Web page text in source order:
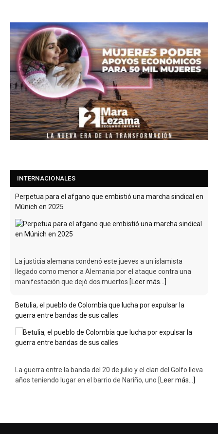
INTERNACIONALES
Perpetua para el afgano que embistió una marcha sindical en
Múnich en 2025
La justicia alemana condenó este jueves a un islamista
llegado como menor a Alemania por el ataque contra una
manifestación que dejó dos muertos [Leer más...]
Betulia, el pueblo de Colombia que lucha por expulsar la
guerra entre bandas de sus calles
La guerra entre la banda del 20 de julio y el clan del Golfo lleva
años teniendo lugar en el barrio de Nariño, uno [Leer más...]